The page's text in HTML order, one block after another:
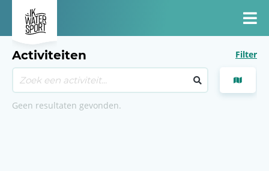
Activiteiten Filter
Geen resultaten gevonden.